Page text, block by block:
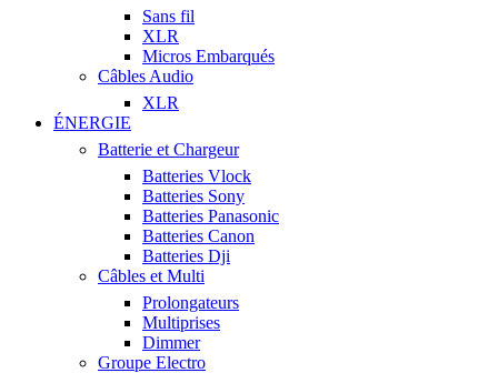
Sans fil
XLR
Micros Embarqués
Câbles Audio
XLR
ÉNERGIE
Batterie et Chargeur
Batteries Vlock
Batteries Sony
Batteries Panasonic
Batteries Canon
Batteries Dji
Câbles et Multi
Prolongateurs
Multiprises
Dimmer
Groupe Electro